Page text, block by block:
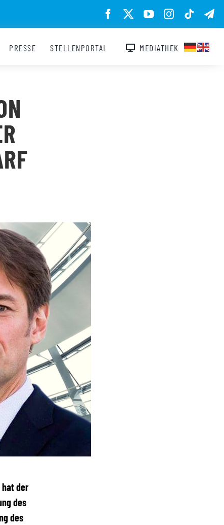
PRESSE STELLENPORTAL MEDIATHEK
hat der
des
des